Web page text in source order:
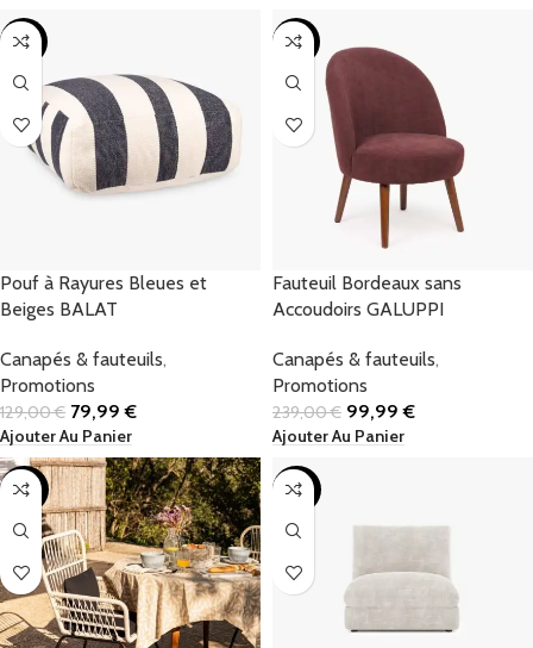
-38%
Pouf à Rayures Bleues et
Beiges BALAT
Canapés & fauteuils,
Promotions
129,00€ 79,99€
Ajouter Au Panier
-58%
Fauteuil Bordeaux sans
Accoudoirs GALUPPI
Canapés & fauteuils,
Promotions
239,00€ 99,99€
Ajouter Au Panier
-30% -40%